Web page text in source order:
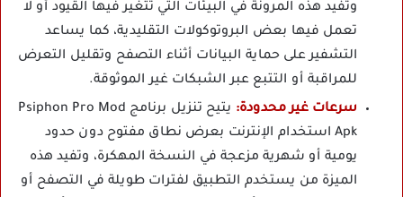
وتفيد هذه المرونة في البيئات التي تتغير فيها القيود أو لا
تعمل فيها بعض البروتوكولات التقليدية، كما يساعد
التشفير على حماية البيانات أثناء التصفح وتقليل التعرض
للمراقبة أو التتبع عبر الشبكات غير الموثوقة.
سرعات غير محدودة:
يتيح تنزيل برنامج Psiphon Pro Mod
Apk استخدام الإنترنت بعرض نطاق مفتوح دون حدود
يومية أو شهرية مزعجة في النسخة المهكرة، وتفيد هذه
الميزة من يستخدم التطبيق لفترات طويلة في التصفح أو